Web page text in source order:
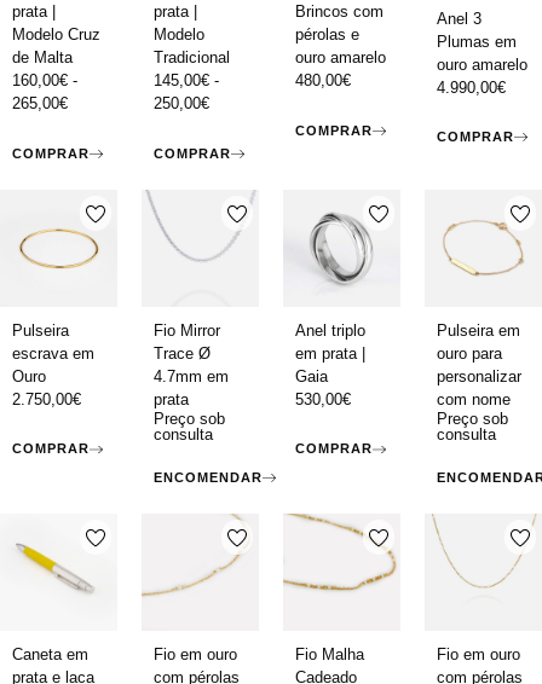
prata |
Modelo Cruz
de Malta
160,00€ -
265,00€
COMPRAR
prata |
Modelo
Tradicional
145,00€ -
250,00€
COMPRAR
Brincos com
pérolas e
ouro amarelo
480,00€
COMPRAR
Anel 3
Plumas em
ouro amarelo
4.990,00€
COMPRAR
Pulseira
escrava em
Ouro
2.750,00€
COMPRAR
Fio Mirror
Trace Ø
4.7mm em
prata
Preço sob
consulta
ENCOMENDAR
Anel triplo
em prata |
Gaia
530,00€
COMPRAR
Pulseira em
ouro para
personalizar
com nome
Preço sob
consulta
Caneta em
prata e laca
Fio em ouro
com pérolas
Fio Malha
Cadeado
Fio em ouro
com pérolas